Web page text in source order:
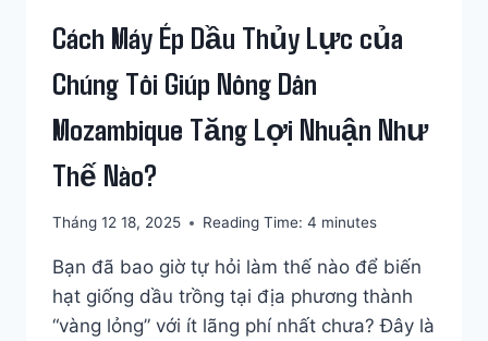
CẤP
Cách Máy Ép Dầu Thủy Lực của
Chúng Tôi Giúp Nông Dân
Mozambique Tăng Lợi Nhuận Như
Thế Nào?
Tháng 12 18, 2025 Reading Time: 4 minutes
Bạn đã bao giờ tự hỏi làm thế nào để biến
hạt giống dầu trồng tại địa phương thành
“vàng lỏng” với ít lãng phí nhất chưa? Đây là